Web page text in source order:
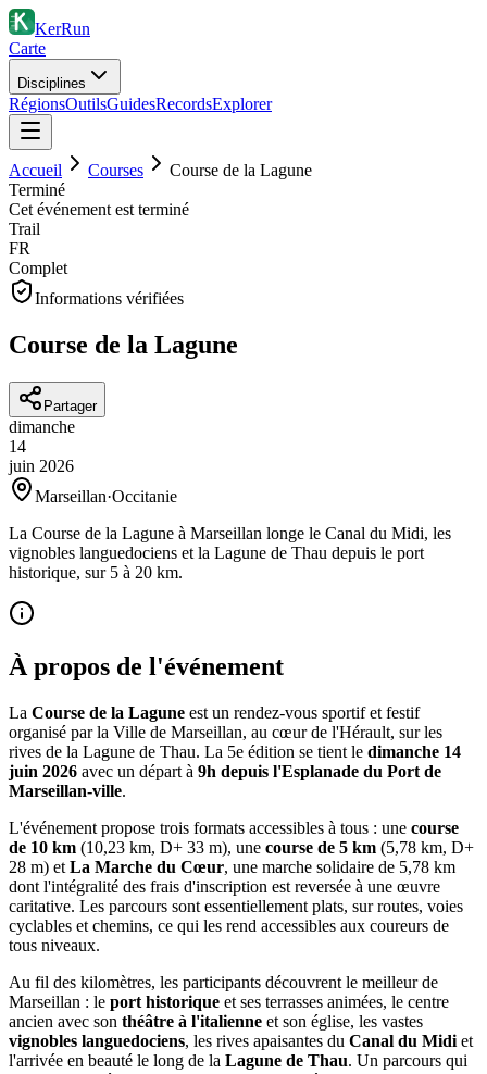
KerRun
Carte
Disciplines
RégionsOutilsGuidesRecordsExplorer
Accueil Courses
Course de la Lagune
Terminé
Cet événement est terminé
Trail
FR
Complet
Informations vérifiées
Course de la Lagune
Partager
dimanche
14
juin 2026
Marseillan·Occitanie
La Course de la Lagune à Marseillan longe le Canal du Midi, les
vignobles languedociens et la Lagune de Thau depuis le port
historique, sur 5 à 20 km.
À propos de l'événement
La Course de la Lagune est un rendez-vous sportif et festif
organisé par la Ville de Marseillan, au cœur de l'Hérault, sur les
rives de la Lagune de Thau. La 5e édition se tient le dimanche 14
juin 2026 avec un départ à 9h depuis l'Esplanade du Port de
Marseillan-ville.
L'événement propose trois formats accessibles à tous : une course
de 10 km (10,23 km, D+ 33 m), une course de 5 km (5,78 km, D+
28 m) et La Marche du Cœur, une marche solidaire de 5,78 km
dont l'intégralité des frais d'inscription est reversée à une œuvre
caritative. Les parcours sont essentiellement plats, sur routes, voies
cyclables et chemins, ce qui les rend accessibles aux coureurs de
tous niveaux.
Au fil des kilomètres, les participants découvrent le meilleur de
Marseillan : le port historique et ses terrasses animées, le centre
ancien avec son théâtre à l'italienne et son église, les vastes
vignobles languedociens, les rives apaisantes du Canal du Midi et
l'arrivée en beauté le long de la Lagune de Thau. Un parcours qui